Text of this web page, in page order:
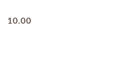
Cena:
10.00